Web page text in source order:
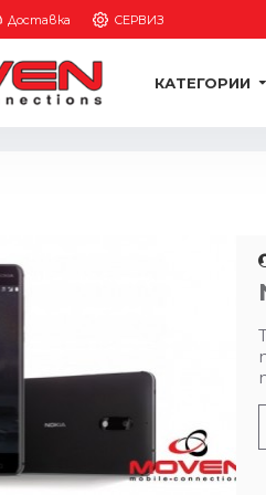
Доставка СЕРВИЗ
КАТЕГОРИИ